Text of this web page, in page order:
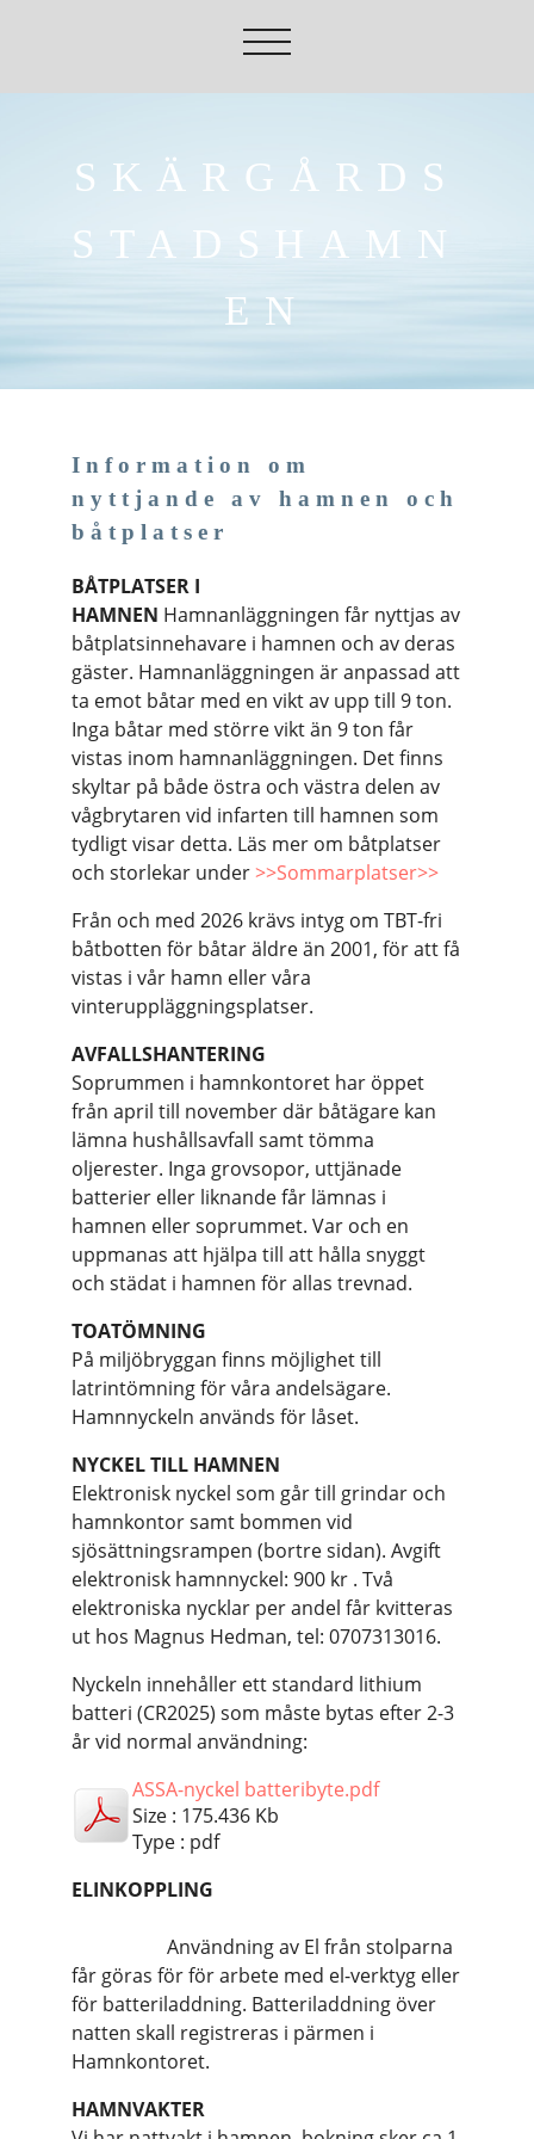
SKÄRGÅRDS
STADSHAMN
EN
Information om
nyttjande av hamnen och
båtplatser
BÅTPLATSER I
HAMNEN Hamnanläggningen får nyttjas av
båtplatsinnehavare i hamnen och av deras
gäster. Hamnanläggningen är anpassad att
ta emot båtar med en vikt av upp till 9 ton.
Inga båtar med större vikt än 9 ton får
vistas inom hamnanläggningen. Det finns
skyltar på både östra och västra delen av
vågbrytaren vid infarten till hamnen som
tydligt visar detta. Läs mer om båtplatser
och storlekar under>>Sommarplatser>>
Från och med 2026 krävs intyg om TBT-fri
båtbotten för båtar äldre än 2001, för att få
vistas i vår hamn eller våra
vinteruppläggningsplatser.
AVFALLSHANTERING
Soprummen i hamnkontoret har öppet
från april till november där båtägare kan
lämna hushållsavfall samt tömma
oljerester. Inga grovsopor, uttjänade
batterier eller liknande får lämnas i
hamnen eller soprummet. Var och en
uppmanas att hjälpa till att hålla snyggt
och städat i hamnen för allas trevnad.
TOATÖMNING
På miljöbryggan finns möjlighet till
latrintömning för våra andelsägare.
Hamnnyckeln används för låset.
NYCKEL TILL HAMNEN
Elektronisk nyckel som går till grindar och
hamnkontor samt bommen vid
sjösättningsrampen (bortre sidan). Avgift
elektronisk hamnnyckel: 900 kr . Två
elektroniska nycklar per andel får kvitteras
ut hos Magnus Hedman, tel: 0707313016.
Nyckeln innehåller ett standard lithium
batteri (CR2025) som måste bytas efter 2-3
år vid normal användning:
ASSA-nyckel batteribyte.pdf
Size : 175.436 Kb
Type : pdf
ELINKOPPLING
Användning av El från stolparna
får göras för för arbete med el-verktyg eller
för batteriladdning. Batteriladdning över
natten skall registreras i pärmen i
Hamnkontoret.
HAMNVAKTER